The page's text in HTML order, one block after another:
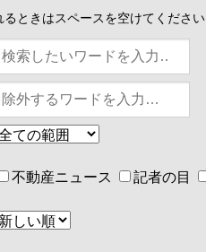
ときはスペースを空けてください
不動産ニュース 記者の目